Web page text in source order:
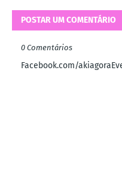
POSTAR UM COMENTÁRIO
0 Comentários
Facebook.com/